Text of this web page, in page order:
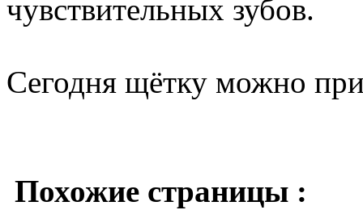
чувствительных зубов.
Сегодня щётку можно
Похожие страницы :